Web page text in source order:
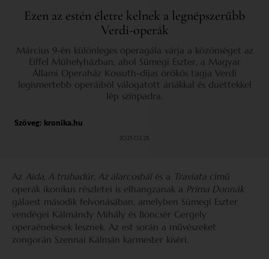
Ezen az estén életre kelnek a legnépszerűbb
Verdi-operák
Március 9-én különleges operagála várja a közönséget az
Eiffel Műhelyházban, ahol Sümegi Eszter, a Magyar
Állami Operaház Kossuth-díjas örökös tagja Verdi
legismertebb operáiból válogatott áriákkal és duettekkel
lép színpadra.
Szöveg: kronika.hu
2025.02.28.
Az Aida, A trubadúr, Az álarcosbálés a Traviata című
operák ikonikus részletei is elhangzanak a Príma Donnák
gálaest második felvonásában, amelyben Sümegi Eszter
vendégei Kálmándy Mihály és Boncsér Gergely
operaénekesek lesznek. Az est során a művészeket
zongorán Szennai Kálmán karmester kíséri.